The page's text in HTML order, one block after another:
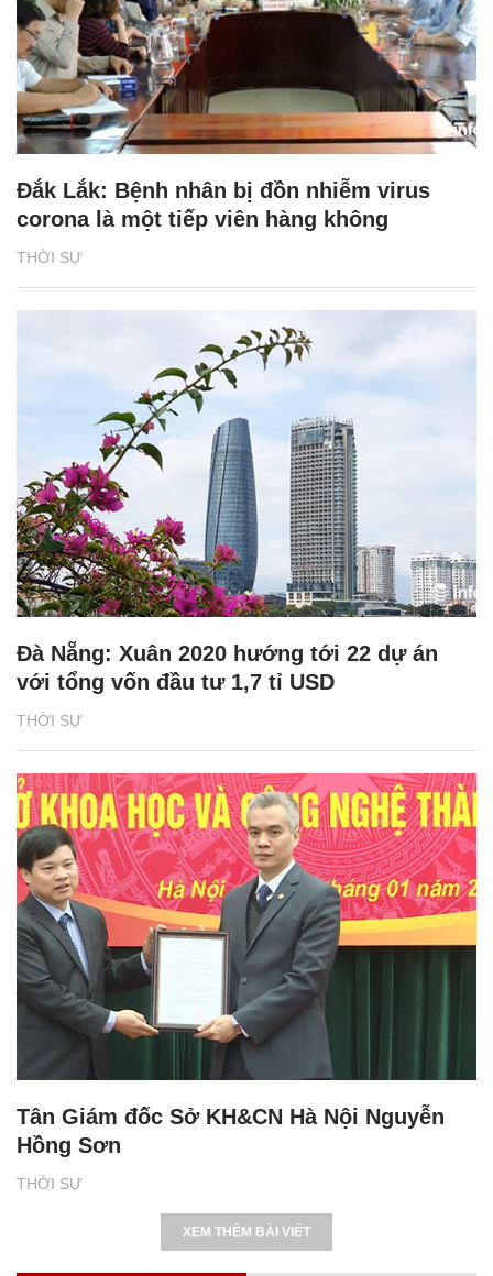
THỜI SỰ
Đắk Lắk: Bệnh nhân bị đồn nhiễm virus
corona là một tiếp viên hàng không
THỜI SỰ
Đà Nẵng: Xuân 2020 hướng tới 22 dự án
với tổng vốn đầu tư 1,7 tỉ USD
THỜI SỰ
Tân Giám đốc Sở KH&CN Hà Nội Nguyễn
Hồng Sơn
XEM THÊM BÀI VIẾT